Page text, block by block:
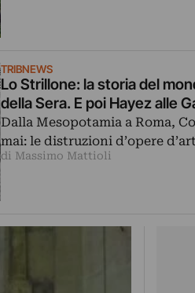
TRIBNEWS
Lo Strillone: la storia del
della Sera. E poi Hayez alle
Dalla Mesopotamia a Roma,
mai: le distruzioni d’opere
di Massimo Mattioli